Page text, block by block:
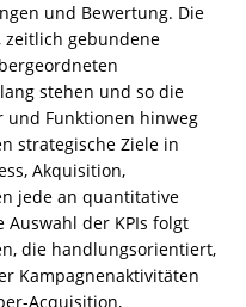
und Bewertung. Die
zeitlich gebundene
stehen und so die
und Funktionen hinweg
strategische Ziele in
Akquisition,
jede an quantitative
der KPIs folgt
die handlungsorientiert,
Kampagnenaktivitäten
Acquisition,